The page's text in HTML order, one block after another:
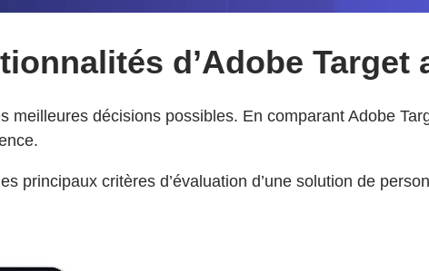
d’Adobe Target
meilleures décisions possibles. En comparant Adobe
principaux critères d’évaluation d’une solution de